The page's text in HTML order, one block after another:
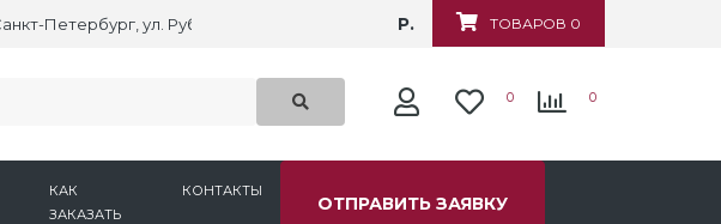
Петербург, ул. Рубежная, д.6 ТОВАРОВ 0
Р.
0 0
КАК
ЗАКАЗАТЬ
КОНТАКТЫ
ОТПРАВИТЬ ЗАЯВКУ